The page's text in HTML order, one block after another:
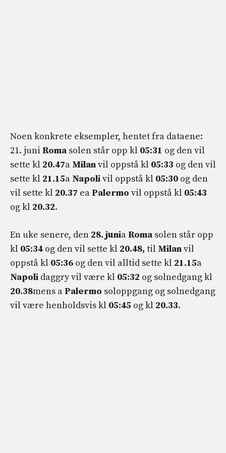
Noen konkrete eksempler, hentet fra dataene:
21. juni Roma solen står opp kl 05:31 og den vil
sette kl 20.47a Milanvil oppstå kl 05:33 og den vil
sette kl 21.15a Napolivil oppstå kl 05:30 og den
vil sette kl 20.37 ea Palermo vil oppstå kl 05:43
og kl 20.32.
En uke senere, den 28. junia Roma solen står opp
kl 05:34 og den vil sette kl 20.48, til Milanvil
oppstå kl 05:36 og den vil alltid sette kl 21.15a
Napoli daggry vil være kl 05:32 og solnedgang kl
20.38mens a Palermo soloppgang og solnedgang
vil være henholdsvis kl 05:45 og kl 20.33.